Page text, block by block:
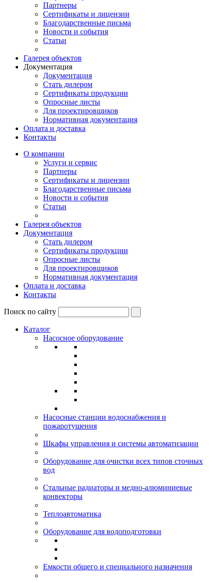
Партнеры
Сертификаты и лицензии
Благодарственные письма
Новости и события
Статьи
Галерея объектов
Документация
Документация
Стать дилером
Сертификаты продукции
Опросные листы
Для проектировщиков
Нормативная документация
Оплата и доставка
Контакты
О компании
Услуги и сервис
Партнеры
Сертификаты и лицензии
Благодарственные письма
Новости и события
Статьи
Галерея объектов
Документация
Стать дилером
Сертификаты продукции
Опросные листы
Для проектировщиков
Нормативная документация
Оплата и доставка
Контакты
Поиск по сайту
Каталог
Насосное оборудование
Насосные станции водоснабжения и
пожаротушения
Шкафы управления и системы автоматизации
Оборудование для очистки всех типов сточных
вод
Стальные радиаторы и медно-алюминиевые
конвекторы
Теплоавтоматика
Оборудование для водоподготовки
Емкости общего и специального назначения